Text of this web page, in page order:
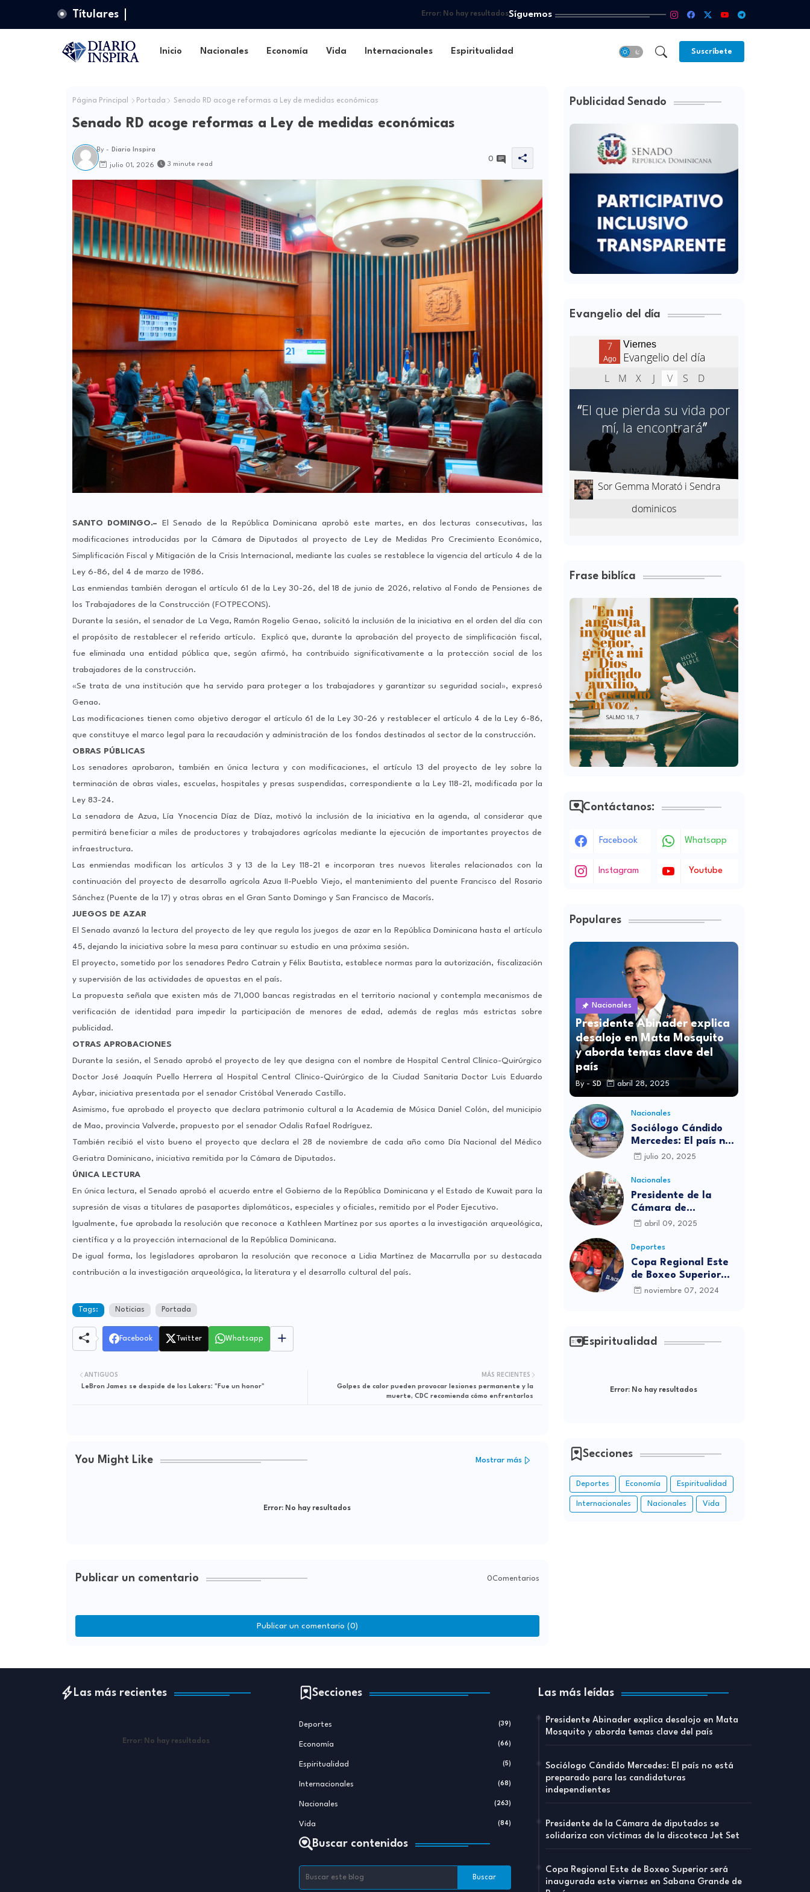
Títulares Error:No hay resultadosSíguemos
Inicio Nacionales Economía Vida Internacionales Espiritualidad Suscríbete
Página Principal Portada Senado RD acoge reformas a Ley de medidas económicas
Senado RD acoge reformas a Ley de medidas económicas
By - Diario Inspira
julio 01, 2026 3 minute read
0
SANTO DOMINGO.– El Senado de la República Dominicana aprobó este martes, en dos lecturas consecutivas, las
modificaciones introducidas por la Cámara de Diputados al proyecto de Ley de Medidas Pro Crecimiento Económico,
Simplificación Fiscal y Mitigación de la Crisis Internacional, mediante las cuales se restablece la vigencia del artículo 4 de la
Ley 6-86, del 4 de marzo de 1986.
Las enmiendas también derogan el artículo 61 de la Ley 30-26, del 18 de junio de 2026, relativo al Fondo de Pensiones de
los Trabajadores de la Construcción (FOTPECONS).
Durante la sesión, el senador de La Vega, Ramón Rogelio Genao, solicitó la inclusión de la iniciativa en el orden del día con
el propósito de restablecer el referido artículo. Explicó que, durante la aprobación del proyecto de simplificación fiscal,
fue eliminada una entidad pública que, según afirmó, ha contribuido significativamente a la protección social de los
trabajadores de la construcción.
«Se trata de una institución que ha servido para proteger a los trabajadores y garantizar su seguridad social», expresó
Genao.
Las modificaciones tienen como objetivo derogar el artículo 61 de la Ley 30-26 y restablecer el artículo 4 de la Ley 6-86,
que constituye el marco legal para la recaudación y administración de los fondos destinados al sector de la construcción.
OBRAS PÚBLICAS
Los senadores aprobaron, también en única lectura y con modificaciones, el artículo 13 del proyecto de ley sobre la
terminación de obras viales, escuelas, hospitales y presas suspendidas, correspondiente a la Ley 118-21, modificada por la
Ley 83-24.
La senadora de Azua, Lía Ynocencia Díaz de Díaz, motivó la inclusión de la iniciativa en la agenda, al considerar que
permitirá beneficiar a miles de productores y trabajadores agrícolas mediante la ejecución de importantes proyectos de
infraestructura.
Las enmiendas modifican los artículos 3 y 13 de la Ley 118-21 e incorporan tres nuevos literales relacionados con la
continuación del proyecto de desarrollo agrícola Azua II-Pueblo Viejo, el mantenimiento del puente Francisco del Rosario
Sánchez (Puente de la 17) y otras obras en el Gran Santo Domingo y San Francisco de Macorís.
JUEGOS DE AZAR
El Senado avanzó la lectura del proyecto de ley que regula los juegos de azar en la República Dominicana hasta el artículo
45, dejando la iniciativa sobre la mesa para continuar su estudio en una próxima sesión.
El proyecto, sometido por los senadores Pedro Catrain y Félix Bautista, establece normas para la autorización, fiscalización
y supervisión de las actividades de apuestas en el país.
La propuesta señala que existen más de 71,000 bancas registradas en el territorio nacional y contempla mecanismos de
verificación de identidad para impedir la participación de menores de edad, además de reglas más estrictas sobre
publicidad.
OTRAS APROBACIONES
Durante la sesión, el Senado aprobó el proyecto de ley que designa con el nombre de Hospital Central Clínico-Quirúrgico
Doctor José Joaquín Puello Herrera al Hospital Central Clínico-Quirúrgico de la Ciudad Sanitaria Doctor Luis Eduardo
Aybar, iniciativa presentada por el senador Cristóbal Venerado Castillo.
Asimismo, fue aprobado el proyecto que declara patrimonio cultural a la Academia de Música Daniel Colón, del municipio
de Mao, provincia Valverde, propuesto por el senador Odalis Rafael Rodríguez.
También recibió el visto bueno el proyecto que declara el 28 de noviembre de cada año como Día Nacional del Médico
Geriatra Dominicano, iniciativa remitida por la Cámara de Diputados.
ÚNICA LECTURA
En única lectura, el Senado aprobó el acuerdo entre el Gobierno de la República Dominicana y el Estado de Kuwait para la
supresión de visas a titulares de pasaportes diplomáticos, especiales y oficiales, remitido por el Poder Ejecutivo.
Igualmente, fue aprobada la resolución que reconoce a Kathleen Martínez por sus aportes a la investigación arqueológica,
científica y a la proyección internacional de la República Dominicana.
De igual forma, los legisladores aprobaron la resolución que reconoce a Lidia Martínez de Macarrulla por su destacada
contribución a la investigación arqueológica, la literatura y el desarrollo cultural del país.
Tags: Noticias Portada
Facebook Twitter Whatsapp
MÁS RECIENTES
Golpes de calor pueden provocar lesiones permanente y la
muerte, CDC recomienda cómo enfrentarlos
ANTIGUOS
LeBron James se despide de los Lakers: "Fue un honor"
You Might Like Mostrar más
Error: No hay resultados
Publicar un comentario 0Comentarios
Publicar un comentario (0)
Publicidad Senado
Evangelio del día
Frase biblíca
Contáctanos:
Facebook Whatsapp
Instagram Youtube
Populares
Nacionales
Presidente Abinader explica
desalojo en Mata Mosquito
y aborda temas clave del
país
By - SD abril 28, 2025
Nacionales
Sociólogo Cándido
Mercedes: El país no
está preparado para
independientes
julio 20, 2025
Nacionales
Presidente de la
Cámara de
diputados se
víctimas de la
discoteca Jet Set
abril 09, 2025
Deportes
Copa Regional Este
de Boxeo Superior
será inaugurada este
noviembre 07, 2024
Espiritualidad
Error: No hay resultados
Secciones
Deportes Economía Espiritualidad
Internacionales Nacionales Vida
Las más recientes
Error: No hay resultados
Secciones
Deportes (39)
Economía (66)
Espiritualidad (5)
Internacionales (68)
Nacionales (263)
Vida (84)
Buscar contenidos
Las más leídas
Presidente Abinader explica desalojo en Mata
Mosquito y aborda temas clave del país
Sociólogo Cándido Mercedes: El país no está
preparado para las candidaturas
independientes
Presidente de la Cámara de diputados se
solidariza con víctimas de la discoteca Jet Set
Copa Regional Este de Boxeo Superior será
inaugurada este viernes en Sabana Grande de